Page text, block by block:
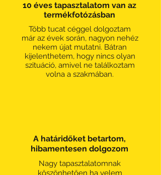
10 éves tapasztalatom van az
termékfotózásban
Több tucat céggel dolgoztam
már az évek során, nagyon nehéz
nekem újat mutatni. Bátran
kijelenthetem, hogy nincs olyan
szituáció, amivel ne találkoztam
volna a szakmában.
A határidőket betartom,
hibamentesen dolgozom
Nagy tapasztalatomnak
köszönhetően ha velem